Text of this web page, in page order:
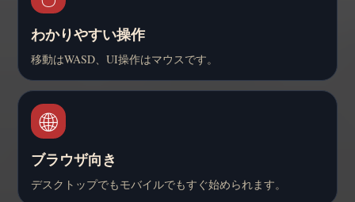
わかりやすい操作
移動はWASD、UI操作はマウスです。
🌐
ブラウザ向き
デスクトップでもモバイルでもすぐ始められます。